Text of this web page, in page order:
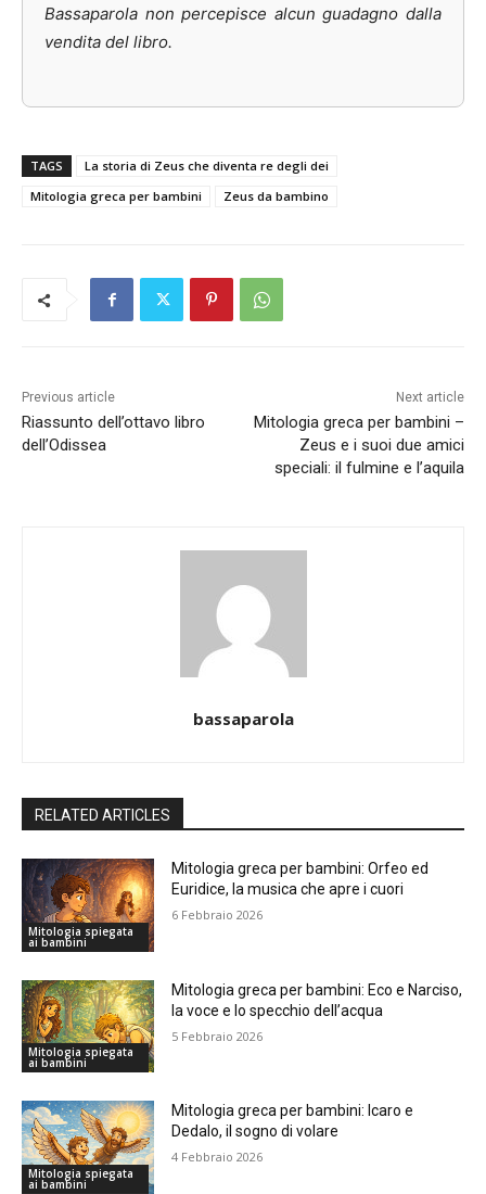
Bassaparola non percepisce alcun guadagno dalla
vendita del libro.
TAGS
La storia di Zeus che diventa re degli dei
Mitologia greca per bambini
Zeus da bambino
Previous article
Riassunto dell’ottavo libro
dell’Odissea
Next article
Mitologia greca per bambini –
Zeus e i suoi due amici
speciali: il fulmine e l’aquila
bassaparola
RELATED ARTICLES
Mitologia spiegata
ai bambini
Mitologia greca per bambini: Orfeo ed
Euridice, la musica che apre i cuori
6 Febbraio 2026
Mitologia spiegata
ai bambini
Mitologia greca per bambini: Eco e Narciso,
la voce e lo specchio dell’acqua
5 Febbraio 2026
Mitologia spiegata
ai bambini
Mitologia greca per bambini: Icaro e
Dedalo, il sogno di volare
4 Febbraio 2026